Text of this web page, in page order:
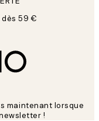
59 €
maintenant lorsque
!